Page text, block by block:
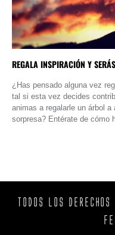
REGALA INSPIRACIÓN Y
¿Has pensado alguna vez
tal si esta vez decides
animas a regalarle un árbol
sorpresa? Entérate de cómo
TODOS LOS